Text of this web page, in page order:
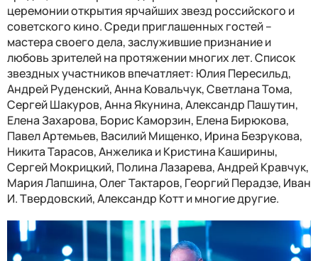
церемонии открытия ярчайших звезд российского и
советского кино. Среди приглашенных гостей –
мастера своего дела, заслужившие признание и
любовь зрителей на протяжении многих лет. Список
звездных участников впечатляет: Юлия Пересильд,
Андрей Руденский, Анна Ковальчук, Светлана Тома,
Сергей Шакуров, Анна Якунина, Александр Пашутин,
Елена Захарова, Борис Каморзин, Елена Бирюкова,
Павел Артемьев, Василий Мищенко, Ирина Безрукова,
Никита Тарасов, Анжелика и Кристина Каширины,
Сергей Мокрицкий, Полина Лазарева, Андрей Кравчук,
Мария Лапшина, Олег Тактаров, Георгий Перадзе, Иван
И. Твердовский, Александр Котт и многие другие.